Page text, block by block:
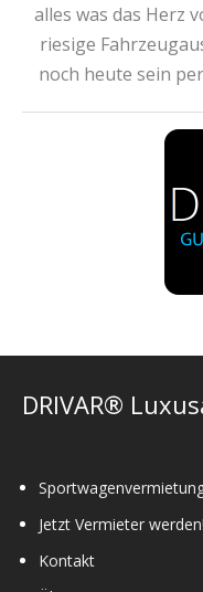
alles was das Herz
riesige
noch heute sein
DRIVAR®
Jetzt Vermieter werden!
Kontakt